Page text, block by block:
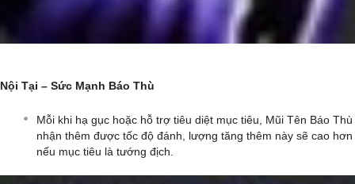
Nội Tại – Sức Mạnh Báo Thù
Mỗi khi hạ gục hoặc hỗ trợ tiêu diệt mục tiêu, Mũi Tên Báo Thù
nhận thêm được tốc độ đánh, lượng tăng thêm này sẽ cao hơn
nếu mục tiêu là tướng địch.